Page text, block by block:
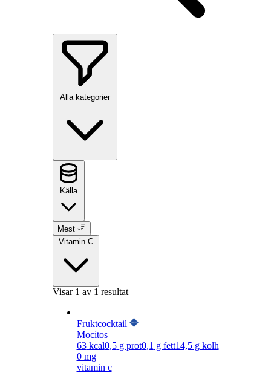
Alla kategorier
Källa
Mest
Vitamin C
Visar 1 av 1 resultat
Fruktcocktail
Mocitos
63kcal0,5g prot0,1 g fett14,5g kolh
0 mg
vitamin c